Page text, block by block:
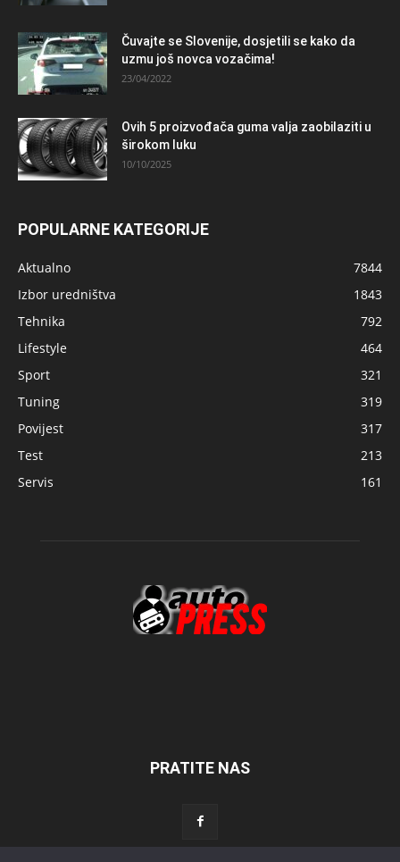
Čuvajte se Slovenije, dosjetili se kako da
uzmu još novca vozačima!
23/04/2022
Ovih 5 proizvođača guma valja zaobilaziti u
širokom luku
10/10/2025
POPULARNE KATEGORIJE
Aktualno
7844
Izbor uredništva
1843
Tehnika
792
Lifestyle
464
Sport
321
Tuning
319
Povijest
317
Test
213
Servis
161
PRATITE NAS